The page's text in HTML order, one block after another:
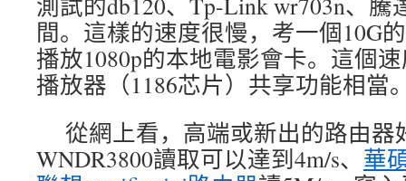
間。這樣的速度很慢，考一個10G
播放1080p的本地電影會卡。這個
播放器（1186芯片）共享功能相當
從網上看，高端或新出的路由器
WNDR3800讀取可以達到4m/s、 華